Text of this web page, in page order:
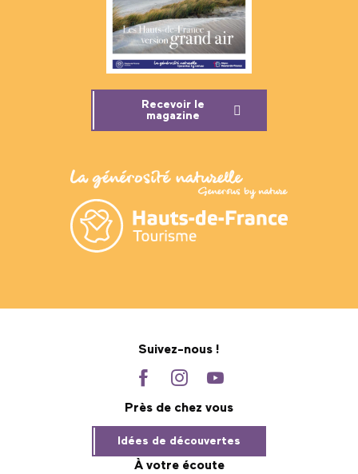
Recevoir le
magazine
Suivez-nous !
Près de chez vous
Idées de découvertes
À votre écoute